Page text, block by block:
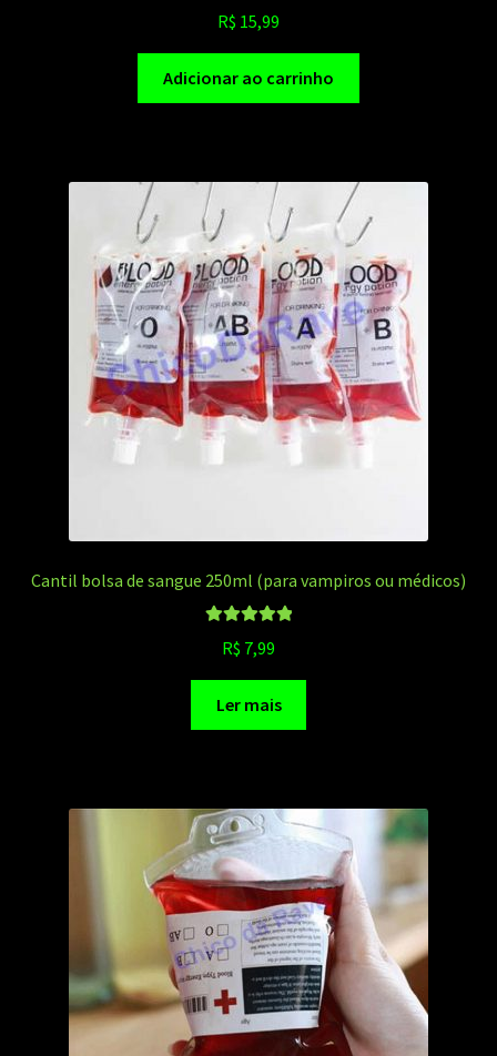
R$ 15,99
Adicionar ao carrinho
Cantil bolsa de sangue 250ml (para vampiros ou médicos)
5.00
de 5
R$ 7,99
Ler mais